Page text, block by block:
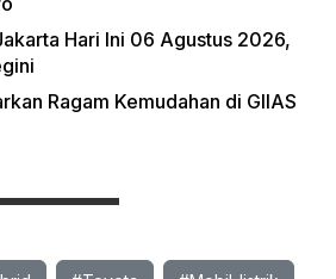
Hari Ini 06 Agustus 2026,
Ragam Kemudahan di GIIAS